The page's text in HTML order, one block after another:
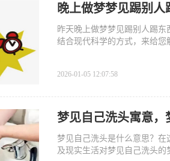
晚上做梦梦见踢别
昨天晚上做梦梦见踢别人踢
结合现代科学的方式，来给
2026-01-05 12:07:58
梦见自己洗头寓意
梦见自己洗头是什么意思？
及现实生活对梦见自己洗头